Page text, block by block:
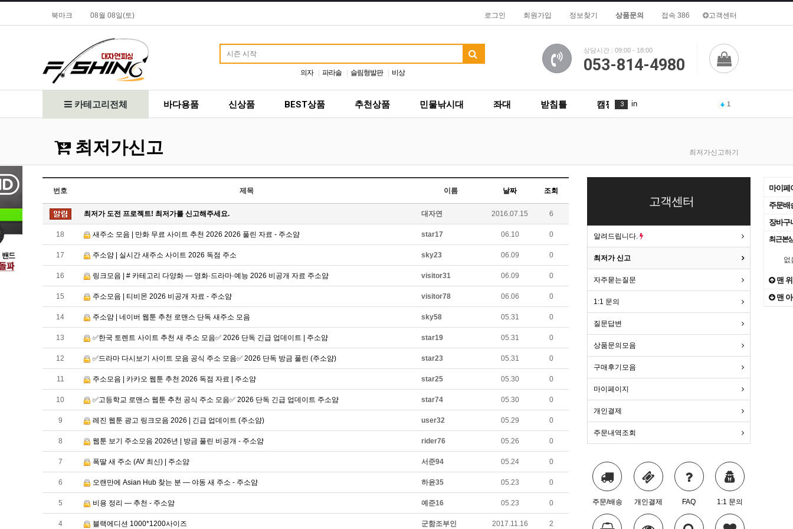
북마크 08월 08일(토) 로그인 회원가입 정보찾기 상품문의 접속 386 고객센터
의자 파라솔 슬림형발판 비상
상담시간 : 09:00 - 18:00
053-814-4980
1
3 in
3
6 of
8 1
9
10 De
2
카테고리전체 바다용품 신상품 BEST상품 추천상품 민물낚시대 좌대 받침틀 캠핑용품
최저가신고 최저가신고하기
마이페
주문배
장바구
최근본
없
맨
맨
번호 제목 이름 날짜 조회
최저가 도전 프로젝트! 최저가를 신고해주세요. 대자연 2016.07.15 6
18 새주소 모음 | 만화 무료 사이트 추천 2026 2026 풀린 자료 - 주소얌 star17 06.10 0
17 주소얌 | 실시간 새주소 사이트 2026 독점 주소 sky23 06.09 0
16 링크모음 | # 카테고리 다양화 — 영화·드라마·예능 2026 비공개 자료 주소얌 visitor31 06.09 0
15 주소모음 | 티비몬 2026 비공개 자료 - 주소얌 visitor78 06.06 0
14 주소얌 | 네이버 웹툰 추천 로맨스 단독 새주소 모음 sky58 05.31 0
13 ✅한국 토렌트 사이트 추천 새 주소 모음✅ 2026 단독 긴급 업데이트 | 주소얌 star19 05.31 0
12 ✅드라마 다시보기 사이트 모음 공식 주소 모음✅ 2026 단독 방금 풀린 (주소얌) star23 05.31 0
11 주소모음 | 카카오 웹툰 추천 2026 독점 자료 | 주소얌 star25 05.30 0
10 ✅고등학교 로맨스 웹툰 추천 공식 주소 모음✅ 2026 단독 긴급 업데이트 주소얌 star74 05.30 0
9 레진 웹툰 광고 링크모음 2026 | 긴급 업데이트 (주소얌) user32 05.29 0
8 웹툰 보기 주소모음 2026년 | 방금 풀린 비공개 - 주소얌 rider76 05.26 0
7 폭딸 새 주소 (AV 최신) | 주소얌 서준94 05.24 0
6 오랜만에 Asian Hub 찾는 분 — 야동 새 주소 - 주소얌 하윤35 05.23 0
5 비용 정리 — 추천 - 주소얌 예준16 05.23 0
4 블랙에디션 1000*1200사이즈 군함조부인 2017.11.16 2
고객센터
알려드립니다.
최저가 신고
자주묻는질문
1:1 문의
질문답변
상품문의모음
구매후기모음
마이페이지
개인결제
주문내역조회
주문/배송 개인결제 FAQ 1:1 문의